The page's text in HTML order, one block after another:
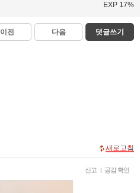
EXP 17%
이전 다음 댓글쓰기
새로고침
신고 공감 확인